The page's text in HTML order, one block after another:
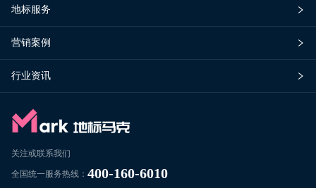
地标服务
营销案例
行业资讯
关注或联系我们
全国统一服务热线： 400-160-6010